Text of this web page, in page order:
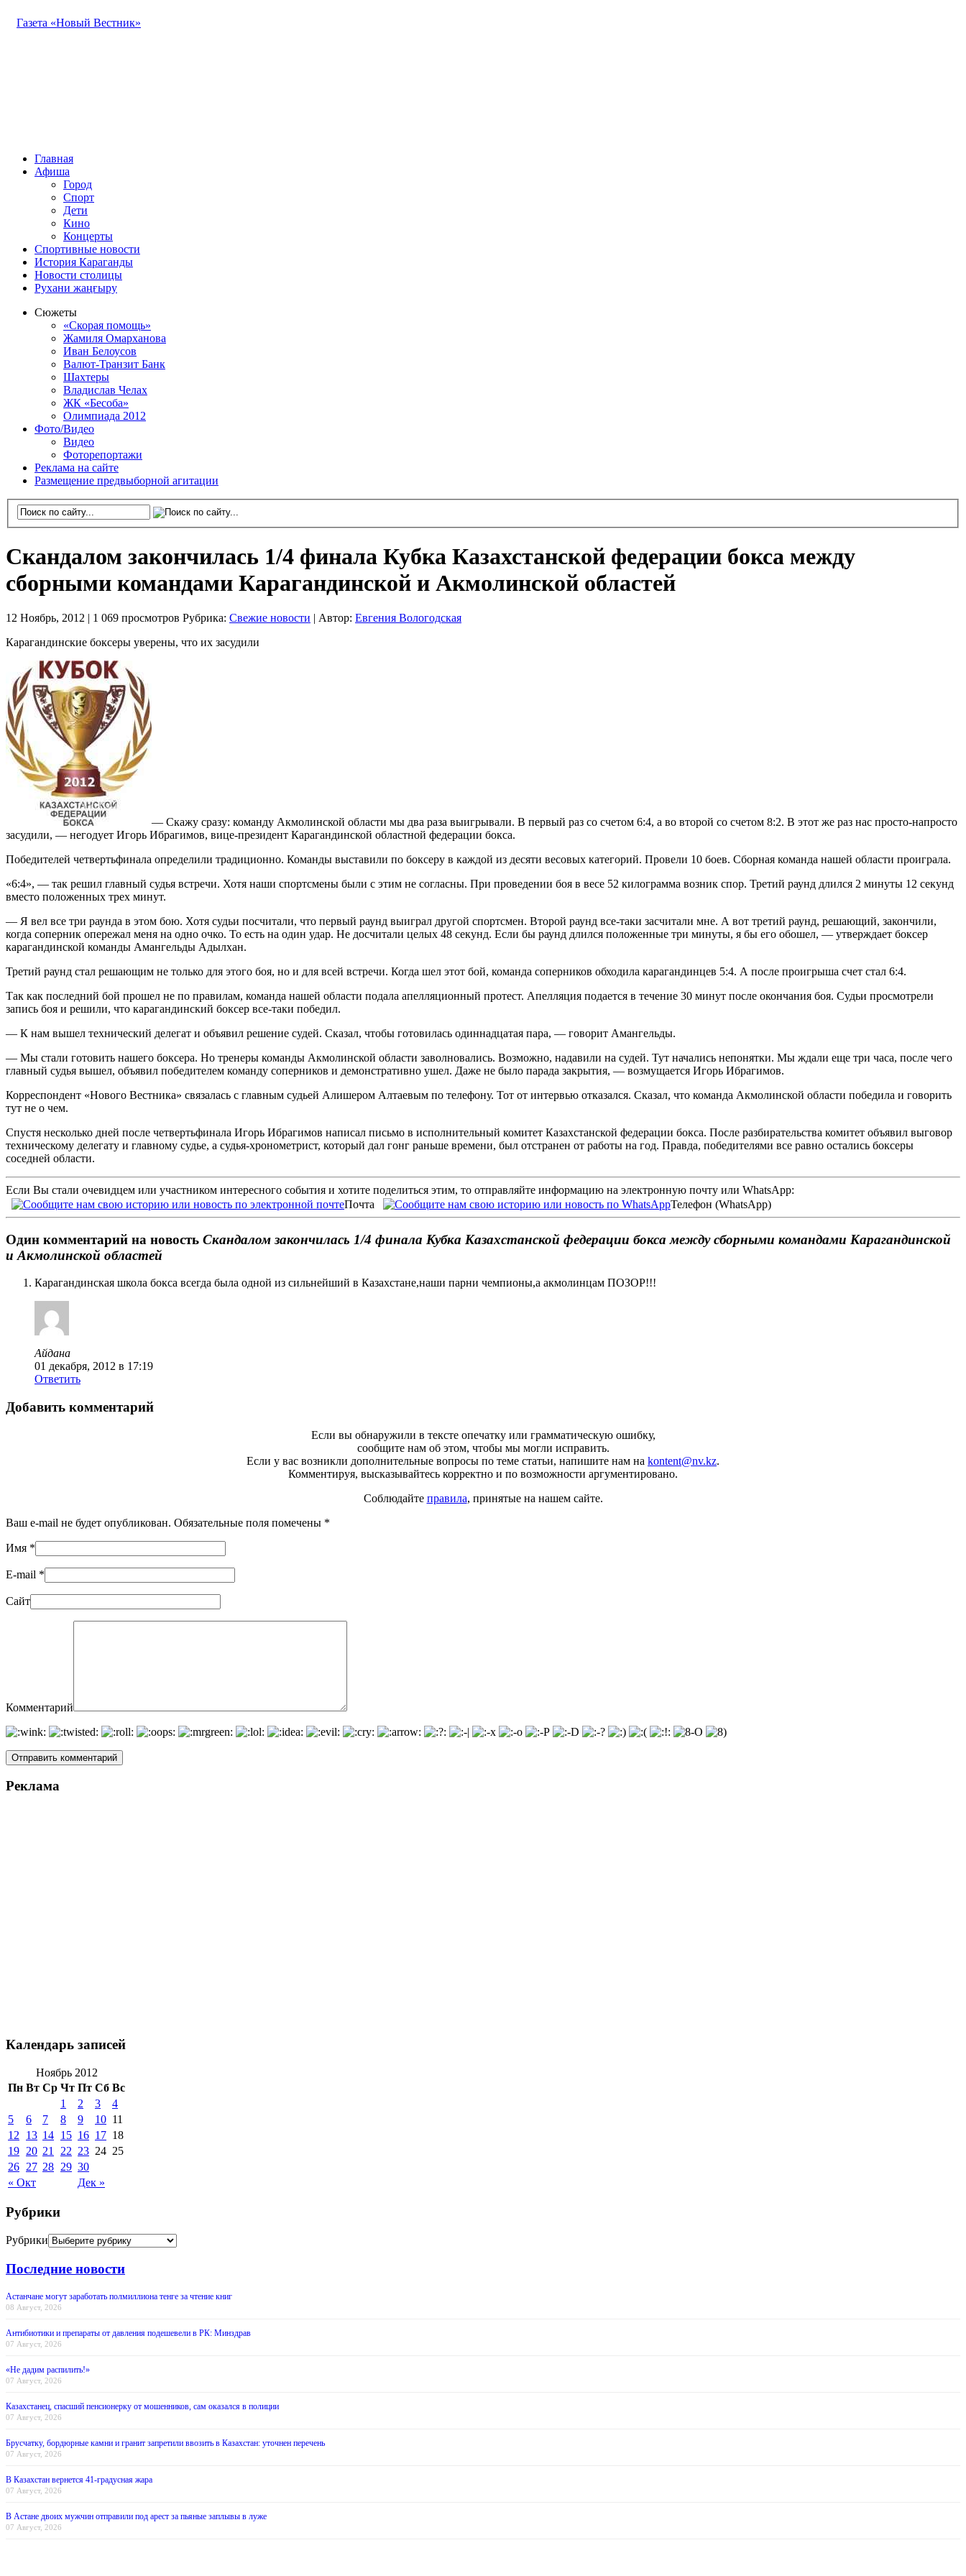
Газета «Новый Вестник»
Главная
Афиша
Город
Спорт
Дети
Кино
Концерты
Спортивные новости
История Караганды
Новости столицы
Рухани жаңғыру
Сюжеты
«Скорая помощь»
Жамиля Омарханова
Иван Белоусов
Валют-Транзит Банк
Шахтеры
Владислав Челах
ЖК «Бесоба»
Олимпиада 2012
Фото/Видео
Видео
Фоторепортажи
Реклама на сайте
Размещение предвыборной агитации
Скандалом закончилась 1/4 финала Кубка Казахстанской федерации бокса между
сборными командами Карагандинской и Акмолинской областей
12 Ноябрь, 2012 | 1 069 просмотров Рубрика: Свежие новости Автор: Евгения Вологодская
Карагандинские боксеры уверены, что их засудили
— Скажу сразу: команду Акмолинской области мы два раза выигрывали. В первый раз со счетом 6:4, а во второй со счетом 8:2. В этот же раз нас просто-напросто
засудили, — негодует Игорь Ибрагимов, вице-президент Карагандинской областной федерации бокса.
Победителей четвертьфинала определили традиционно. Команды выставили по боксеру в каждой из десяти весовых категорий. Провели 10 боев. Сборная команда нашей области проиграла.
«6:4», — так решил главный судья встречи. Хотя наши спортсмены были с этим не согласны. При проведении боя в весе 52 килограмма возник спор. Третий раунд длился 2 минуты 12 секунд
вместо положенных трех минут.
— Я вел все три раунда в этом бою. Хотя судьи посчитали, что первый раунд выиграл другой спортсмен. Второй раунд все-таки засчитали мне. А вот третий раунд, решающий, закончили,
когда соперник опережал меня на одно очко. То есть на один удар. Не досчитали целых 48 секунд. Если бы раунд длился положенные три минуты, я бы его обошел, — утверждает боксер
карагандинской команды Амангельды Адылхан.
Третий раунд стал решающим не только для этого боя, но и для всей встречи. Когда шел этот бой, команда соперников обходила карагандинцев 5:4. А после проигрыша счет стал 6:4.
Так как последний бой прошел не по правилам, команда нашей области подала апелляционный протест. Апелляция подается в течение 30 минут после окончания боя. Судьи просмотрели
запись боя и решили, что карагандинский боксер все-таки победил.
— К нам вышел технический делегат и объявил решение судей. Сказал, чтобы готовилась одиннадцатая пара, — говорит Амангельды.
— Мы стали готовить нашего боксера. Но тренеры команды Акмолинской области заволновались. Возможно, надавили на судей. Тут начались непонятки. Мы ждали еще три часа, после чего
главный судья вышел, объявил победителем команду соперников и демонстративно ушел. Даже не было парада закрытия, — возмущается Игорь Ибрагимов.
Корреспондент «Нового Вестника» связалась с главным судьей Алишером Алтаевым по телефону. Тот от интервью отказался. Сказал, что команда Акмолинской области победила и говорить
тут не о чем.
Спустя несколько дней после четвертьфинала Игорь Ибрагимов написал письмо в исполнительный комитет Казахстанской федерации бокса. После разбирательства комитет объявил выговор
техническому делегату и главному судье, а судья-хронометрист, который дал гонг раньше времени, был отстранен от работы на год. Правда, победителями все равно остались боксеры
соседней области.
Если Вы стали очевидцем или участником интересного события и хотите поделиться этим, то отправляйте информацию на электронную почту или WhatsApp:
Почта
Телефон (WhatsApp)
Один комментарий на новость Скандалом закончилась 1/4 финала Кубка Казахстанской федерации бокса между сборными командами Карагандинской
и Акмолинской областей
Карагандинская школа бокса всегда была одной из сильнейший в Казахстане,наши парни чемпионы,а акмолинцам ПОЗОР!!!
Айдана
01 декабря, 2012 в 17:19
Ответить
Добавить комментарий
Если вы обнаружили в тексте опечатку или грамматическую ошибку,
сообщите нам об этом, чтобы мы могли исправить.
Если у вас возникли дополнительные вопросы по теме статьи, напишите нам на kontent@nv.kz.
Комментируя, высказывайтесь корректно и по возможности аргументировано.
Соблюдайте правила, принятые на нашем сайте.
Ваш e-mail не будет опубликован. Обязательные поля помечены *
Имя *
E-mail *
Сайт
Комментарий
Реклама
Календарь записей
Ноябрь 2012
Пн Вт Ср Чт Пт Сб Вс
« Окт Дек »
1 2 3
4
5
6 7 8 9 10 11
12
13 14 15 16 17 18
19 20 21 22 23 24 25
26 27 28 29 30
Рубрики
Рубрики
Последние новости
Астанчане могут заработать полмиллиона тенге за чтение книг
08 Август, 2026
Антибиотики и препараты от давления подешевели в РК: Минздрав
07 Август, 2026
«Не дадим распилить!»
07 Август, 2026
Казахстанец, спасший пенсионерку от мошенников, сам оказался в полиции
07 Август, 2026
Брусчатку, бордюрные камни и гранит запретили ввозить в Казахстан: уточнен перечень
07 Август, 2026
В Казахстан вернется 41-градусная жара
07 Август, 2026
В Астане двоих мужчин отправили под арест за пьяные заплывы в луже
07 Август, 2026